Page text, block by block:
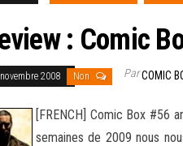
: Comic
2008 Non ParCOMIC
[FRENCH] Comic Box #56
semaines de 2009 nous